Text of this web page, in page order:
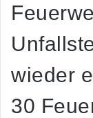
wieder
30